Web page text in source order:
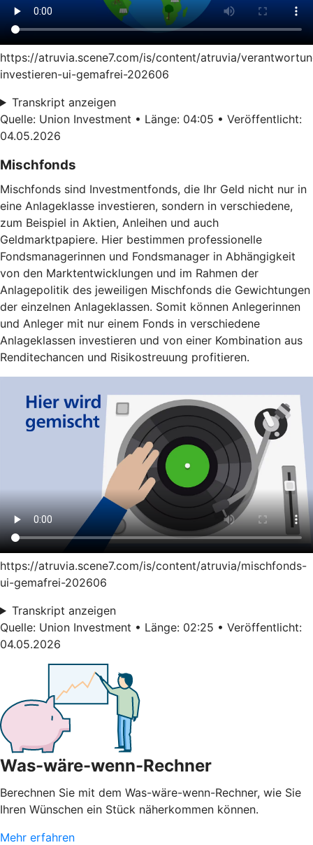
https://atruvia.scene7.com/is/content/atruvia/
investieren-ui-gemafrei-202606
Transkript anzeigen
Quelle: Union Investment • Länge: 04:05 • Veröffentlicht:
04.05.2026
Mischfonds
Mischfonds sind Investmentfonds, die Ihr Geld nicht nur in
eine Anlageklasse investieren, sondern in verschiedene,
zum Beispiel in Aktien, Anleihen und auch
Geldmarktpapiere. Hier bestimmen professionelle
Fondsmanagerinnen und Fondsmanager in Abhängigkeit
von den Marktentwicklungen und im Rahmen der
Anlagepolitik des jeweiligen Mischfonds die Gewichtungen
der einzelnen Anlageklassen. Somit können Anlegerinnen
und Anleger mit nur einem Fonds in verschiedene
Anlageklassen investieren und von einer Kombination aus
Renditechancen und Risikostreuung profitieren.
https://atruvia.scene7.com/is/content/atruvia/mischfonds-
ui-gemafrei-202606
Transkript anzeigen
Quelle: Union Investment • Länge: 02:25 • Veröffentlicht:
04.05.2026
Was-wäre-wenn-Rechner
Berechnen Sie mit dem Was-wäre-wenn-Rechner, wie Sie
Ihren Wünschen ein Stück näherkommen können.
Mehr erfahren